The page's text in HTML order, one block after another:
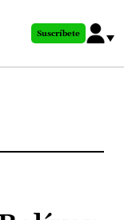
Suscríbete